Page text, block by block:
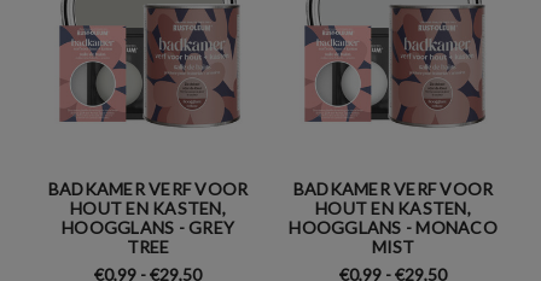
BADKAMER VERF VOOR
HOUT EN KASTEN,
HOOGGLANS - GREY
TREE
€0,99 - €29,50
BADKAMER VERF VOOR
HOUT EN KASTEN,
HOOGGLANS - MONACO
MIST
€0,99 - €29,50